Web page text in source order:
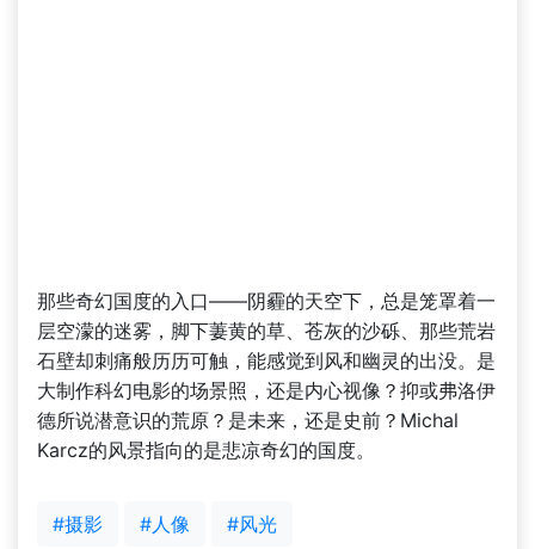
那些奇幻国度的入口——阴霾的天空下，总是笼罩着一
层空濛的迷雾，脚下萋黄的草、苍灰的沙砾、那些荒岩
石壁却刺痛般历历可触，能感觉到风和幽灵的出没。是
大制作科幻电影的场景照，还是内心视像？抑或弗洛伊
德所说潜意识的荒原？是未来，还是史前？Michal
Karcz的风景指向的是悲凉奇幻的国度。
#摄影 #人像 #风光